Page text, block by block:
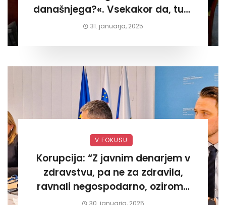
današnjega?«. Vsekakor da, tudi
današnjega«
31. januarja, 2025
V FOKUSU
Korupcija: “Z javnim denarjem v
zdravstvu, pa ne za zdravila,
ravnali negospodarno, oziroma
za lastni žep. Tokrat na Žalskem«